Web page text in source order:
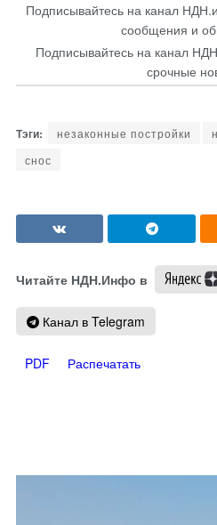
Подписывайтесь на канал
сообщения и
Подписывайтесь на канал
срочные
незаконные постройки
снос
Читайте НДН.Инфо в
Канал в Telegram
PDF Распечатать